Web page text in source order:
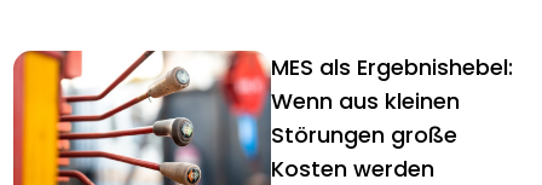
MES als Ergebnishebel:
Wenn aus kleinen
Störungen große
Kosten werden